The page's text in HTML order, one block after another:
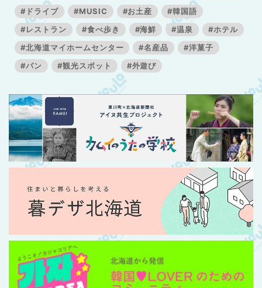
#ドライブ
#MUSIC #お土産
#韓国語
#レストラン
#食べ歩き #海鮮 #温泉
#ホテル
#北海道マイホームセンター
#名産品
#洋菓子
#パン
#観光スポット #外遊び